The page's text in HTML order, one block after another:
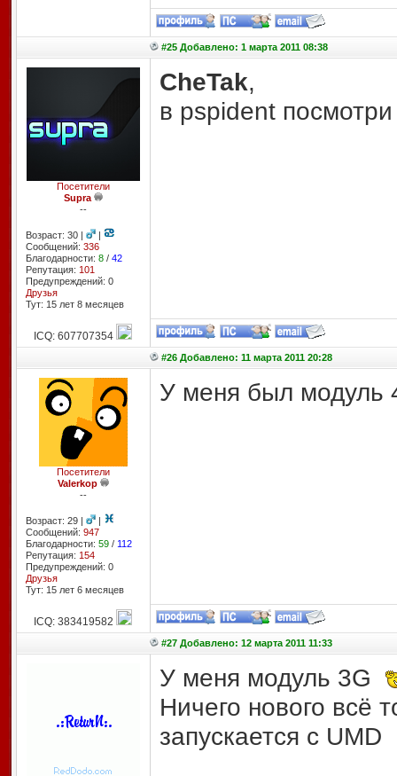
#25 Добавлено: 1 марта 2011 08:38
Посетители
Supra
--
Возраст: 30 |
|
Сообщений: 336
Благодарности: 8/ 42
Репутация: 101
Предупреждений: 0
Друзья
Тут: 15 лет 8 месяцев
CheTak,
в pspident посмотри
ICQ: 607707354
#26 Добавлено: 11 марта 2011 20:28
Посетители
Valerkop
--
Возраст: 29 |
|
Сообщений: 947
Благодарности: 59/ 112
Репутация: 154
Предупреждений: 0
Друзья
Тут: 15 лет 6 месяцев
У меня был модуль
ICQ: 383419582
#27 Добавлено: 12 марта 2011 11:33
У меня модуль 3G
Ничего нового всё
запускается с UMD